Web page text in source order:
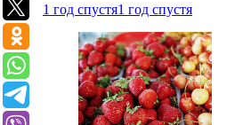
1 год спустя1 год спустя